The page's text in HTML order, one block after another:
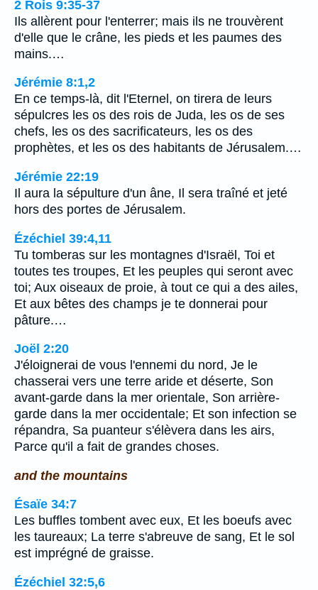
2 Rois 9:35-37
Ils allèrent pour l'enterrer; mais ils ne trouvèrent
d'elle que le crâne, les pieds et les paumes des
mains.…
Jérémie 8:1,2
En ce temps-là, dit l'Eternel, on tirera de leurs
sépulcres les os des rois de Juda, les os de ses
chefs, les os des sacrificateurs, les os des
prophètes, et les os des habitants de Jérusalem.…
Jérémie 22:19
Il aura la sépulture d'un âne, Il sera traîné et jeté
hors des portes de Jérusalem.
Ézéchiel 39:4,11
Tu tomberas sur les montagnes d'Israël, Toi et
toutes tes troupes, Et les peuples qui seront avec
toi; Aux oiseaux de proie, à tout ce qui a des ailes,
Et aux bêtes des champs je te donnerai pour
pâture.…
Joël 2:20
J'éloignerai de vous l'ennemi du nord, Je le
chasserai vers une terre aride et déserte, Son
avant-garde dans la mer orientale, Son arrière-
garde dans la mer occidentale; Et son infection se
répandra, Sa puanteur s'élèvera dans les airs,
Parce qu'il a fait de grandes choses.
and the mountains
Ésaïe 34:7
Les buffles tombent avec eux, Et les boeufs avec
les taureaux; La terre s'abreuve de sang, Et le sol
est imprégné de graisse.
Ézéchiel 32:5,6